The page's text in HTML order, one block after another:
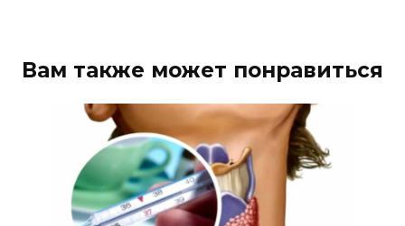
Вам также может понравиться